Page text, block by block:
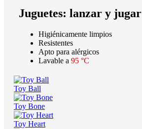
Juguetes: lanzar y jugar
Higiénicamente limpios
Resistentes
Apto para alérgicos
Lavable a 95 °C
Toy Ball
Toy Bone
Toy Heart